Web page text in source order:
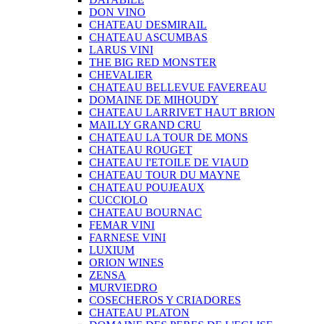
DON VINO
CHATEAU DESMIRAIL
CHATEAU ASCUMBAS
LARUS VINI
THE BIG RED MONSTER
CHEVALIER
CHATEAU BELLEVUE FAVEREAU
DOMAINE DE MIHOUDY
CHATEAU LARRIVET HAUT BRION
MAILLY GRAND CRU
CHATEAU LA TOUR DE MONS
CHATEAU ROUGET
CHATEAU I'ETOILE DE VIAUD
CHATEAU TOUR DU MAYNE
CHATEAU POUJEAUX
CUCCIOLO
CHATEAU BOURNAC
FEMAR VINI
FARNESE VINI
LUXIUM
ORION WINES
ZENSA
MURVIEDRO
COSECHEROS Y CRIADORES
CHATEAU PLATON